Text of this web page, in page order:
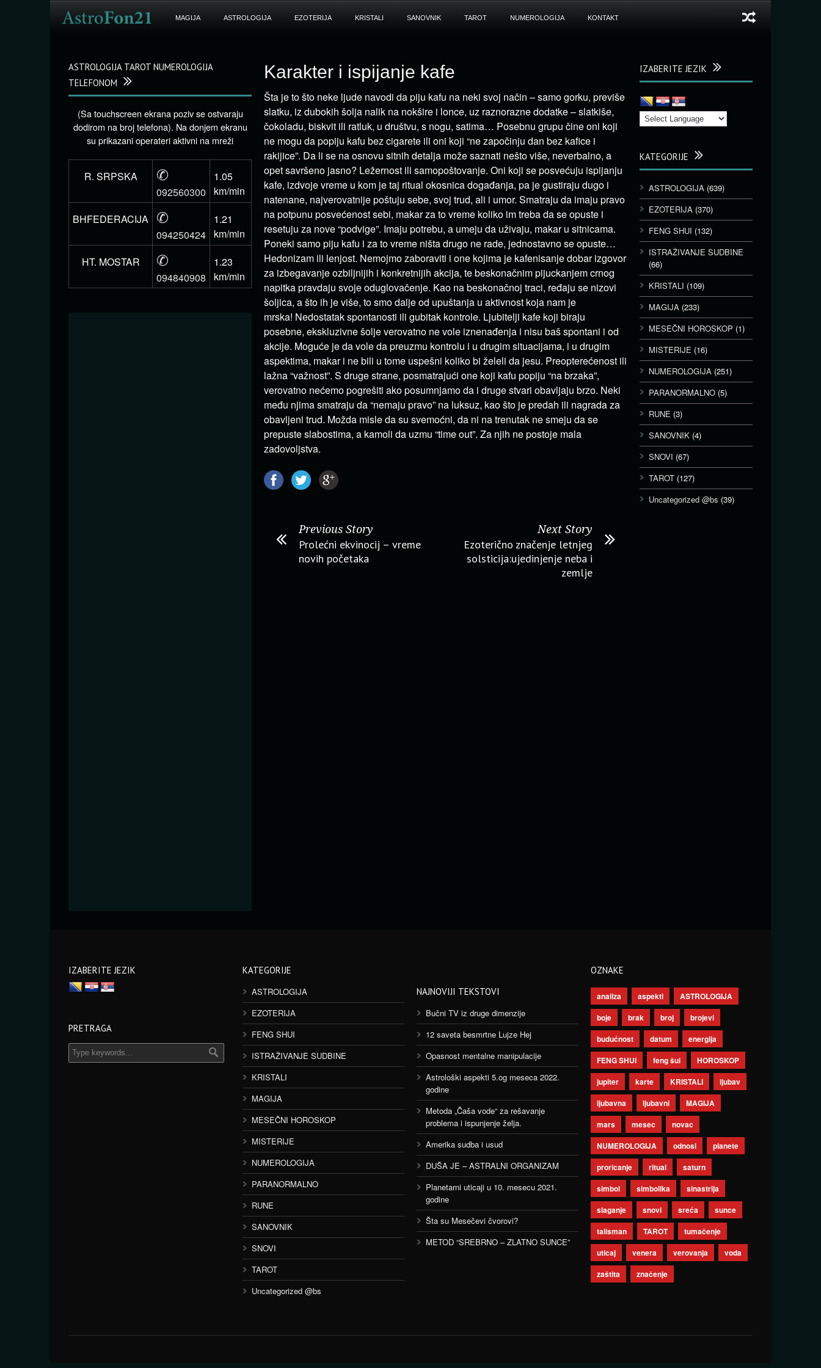
MAGIJA ASTROLOGIJA EZOTERIJA KRISTALI SANOVNIK TAROT NUMEROLOGIJA KONTAKT
Karakter i ispijanje kafe
Šta je to što neke ljude navodi da piju kafu na neki svoj način – samo gorku, previše
slatku, iz dubokih šolja nalik na nokšire i lonce, uz raznorazne dodatke – slatkiše,
čokoladu, biskvit ili ratluk, u društvu, s nogu, satima… Posebnu grupu čine oni koji
ne mogu da popiju kafu bez cigarete ili oni koji “ne započinju dan bez kafice i
rakijice”. Da li se na osnovu sitnih detalja može saznati nešto više, neverbalno, a
opet savršeno jasno? Ležernost ili samopoštovanje. Oni koji se posvećuju ispijanju
kafe, izdvoje vreme u kom je taj ritual okosnica događanja, pa je gustiraju dugo i
natenane, najverovatnije poštuju sebe, svoj trud, ali i umor. Smatraju da imaju pravo
na potpunu posvećenost sebi, makar za to vreme koliko im treba da se opuste i
resetuju za nove “podvige”. Imaju potrebu, a umeju da uživaju, makar u sitnicama.
Poneki samo piju kafu i za to vreme ništa drugo ne rade, jednostavno se opuste…
Hedonizam ili lenjost. Nemojmo zaboraviti i one kojima je kafenisanje dobar izgovor
za izbegavanje ozbiljnijih i konkretnijih akcija, te beskonačnim pijuckanjem crnog
napitka pravdaju svoje oduglovačenje. Kao na beskonačnoj traci, ređaju se nizovi
šoljica, a što ih je više, to smo dalje od upuštanja u aktivnost koja nam je
mrska! Nedostatak spontanosti ili gubitak kontrole. Ljubitelji kafe koji biraju
posebne, ekskluzivne šolje verovatno ne vole iznenađenja i nisu baš spontani i od
akcije. Moguće je da vole da preuzmu kontrolu i u drugim situacijama, i u drugim
aspektima, makar i ne bili u tome uspešni koliko bi želeli da jesu. Preopterećenost ili
lažna “važnost”. S druge strane, posmatrajući one koji kafu popiju “na brzaka”,
verovatno nećemo pogrešiti ako posumnjamo da i druge stvari obavljaju brzo. Neki
među njima smatraju da “nemaju pravo” na luksuz, kao što je predah ili nagrada za
obavljeni trud. Možda misle da su svemoćni, da ni na trenutak ne smeju da se
prepuste slabostima, a kamoli da uzmu “time out”. Za njih ne postoje mala
zadovoljstva.
Previous Story
Prolećni ekvinocij – vreme
novih početaka
Next Story
Ezoterično značenje letnjeg
solsticija:ujedinjenje neba i
zemlje
IZABERITE JEZIK
KATEGORIJE
ASTROLOGIJA (639)
EZOTERIJA (370)
FENG SHUI (132)
ISTRAŽIVANJE SUDBINE
(66)
KRISTALI (109)
MAGIJA (233)
MESEČNI HOROSKOP (1)
MISTERIJE (16)
NUMEROLOGIJA (251)
PARANORMALNO (5)
RUNE (3)
SANOVNIK (4)
SNOVI (67)
TAROT (127)
Uncategorized @bs (39)
ASTROLOGIJA TAROT NUMEROLOGIJA
TELEFONOM
(Sa touchscreen ekrana poziv se ostvaraju
dodirom na broj telefona). Na donjem ekranu
su prikazani operateri aktivni na mreži
R. SRPSKA ✆
092560300
1.05
km/min
BHFEDERACIJA
✆
094250424
1.21
km/min
HT. MOSTAR
✆
094840908
1.23
km/min
IZABERITE JEZIK
PRETRAGA
KATEGORIJE
ASTROLOGIJA
EZOTERIJA
FENG SHUI
ISTRAŽIVANJE SUDBINE
KRISTALI
MAGIJA
MESEČNI HOROSKOP
MISTERIJE
NUMEROLOGIJA
PARANORMALNO
RUNE
SANOVNIK
SNOVI
TAROT
Uncategorized @bs
NAJNOVIJI TEKSTOVI
Bučni TV iz druge dimenzije
12 saveta besmrtne Lujze Hej
Opasnost mentalne manipulacije
Astrološki aspekti 5.og meseca 2022.
godine
Metoda „Čaša vode“ za rešavanje
problema i ispunjenje želja.
Amerika sudba i usud
DUŠA JE – ASTRALNI ORGANIZAM
Planetarni uticaji u 10. mesecu 2021.
godine
Šta su Mesečevi čvorovi?
METOD “SREBRNO – ZLATNO SUNCE”
OZNAKE
analiza aspekti
ASTROLOGIJA
boje
brak broj
brojevi
budućnost
datum
energija
FENG SHUI
feng šui
HOROSKOP
jupiter
karte KRISTALI
ljubav
ljubavna
ljubavni
MAGIJA
mars
mesec
novac
NUMEROLOGIJA
odnosi
planete
proricanje
ritual
saturn
simbol
simbolika
sinastrija
slaganje
snovi sreća
sunce
talisman
TAROT
tumačenje
uticaj
venera verovanja
voda
zaštita
značenje